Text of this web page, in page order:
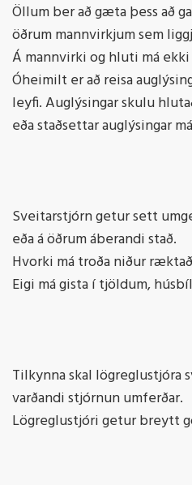
Öllum ber að gæta þess að
öðrum mannvirkjum sem
Á mannvirki og hluti má ekki
Óheimilt er að reisa
leyfi. Auglýsingar skulu
eða staðsettar auglýsingar
Sveitarstjórn getur sett
eða á öðrum áberandi stað.
Hvorki má troða niður
Eigi má gista í tjöldum,
Tilkynna skal lögreglustjóra
varðandi stjórnun umferðar.
Lögreglustjóri getur breytt